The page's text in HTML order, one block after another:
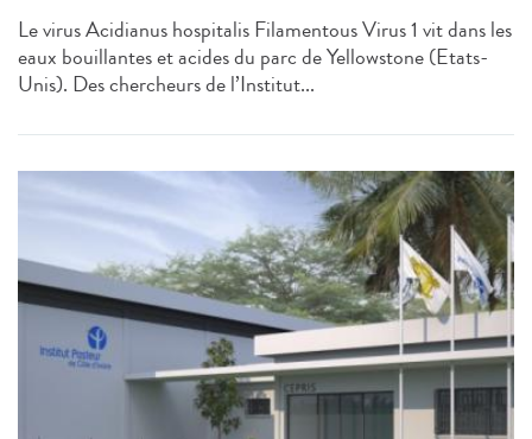
Le virus Acidianus hospitalis Filamentous Virus 1 vit dans les
eaux bouillantes et acides du parc de Yellowstone (Etats-
Unis). Des chercheurs de l’Institut...